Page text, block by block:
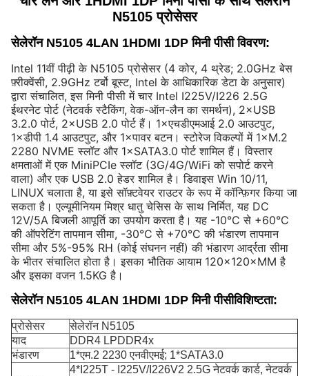
N5105 प्रोसेसर
सेलेरॉन N5105 4LAN 1HDMI 1DP मिनी पीसी विवरण:
Intel 11वीं पीढ़ी के N5105 प्रोसेसर (4 कोर, 4 थ्रेड; 2.0GHz बेस
फ़्रीक्वेंसी, 2.9GHz टर्बो बूस्ट, Intel के आधिकारिक डेटा के अनुसार)
द्वारा संचालित, इस मिनी पीसी में चार Intel I225V/I226 2.5G
ईथरनेट पोर्ट (नेटवर्क स्टैकिंग, वेक-ऑन-लैन का समर्थन), 2×USB
3.2.0 पोर्ट, 2×USB 2.0 पोर्ट हैं। 1×एचडीएमआई 2.0 आउटपुट,
1×डीपी 1.4 आउटपुट, और 1×पावर बटन। स्टोरेज विकल्पों में 1×M.2
2280 NVME स्लॉट और 1×SATA3.0 पोर्ट शामिल हैं। विस्तार
क्षमताओं में एक MiniPCIe स्लॉट (3G/4G/WiFi को सपोर्ट करने
वाला) और एक USB 2.0 हेडर शामिल है। डिवाइस Win 10/11,
LINUX चलाता है, या इसे सॉफ़्टवेयर राउटर के रूप में कॉन्फ़िगर किया जा
सकता है। एल्यूमीनियम मिश्र धातु चेसिस के साथ निर्मित, यह DC
12V/5A बिजली आपूर्ति का उपयोग करता है। यह -10°C से +60°C
की ऑपरेटिंग तापमान सीमा, -30°C से +70°C की भंडारण तापमान
सीमा और 5%-95% RH (कोई संघनन नहीं) की भंडारण आर्द्रता सीमा
के भीतर संचालित होता है। इसका भौतिक आयाम 120×120×MM है
और इसका वजन 1.5KG है।
सेलेरॉन N5105 4LAN 1HDMI 1DP मिनी पीसीविशिष्टता:
प्रोसेसर
सेलेरॉन N5105
याद
DDR4 LPDDR4x
भंडारण
1*एम.2 2230 एनवीएमई; 1*SATA3.0
4*I225T - I225V/I226V2 2.5G नेटवर्क कार्ड, नेटवर्क